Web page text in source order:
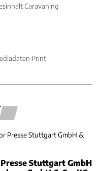
Caravaning
Print
Presse Stuttgart GmbH &
Stuttgart GmbH